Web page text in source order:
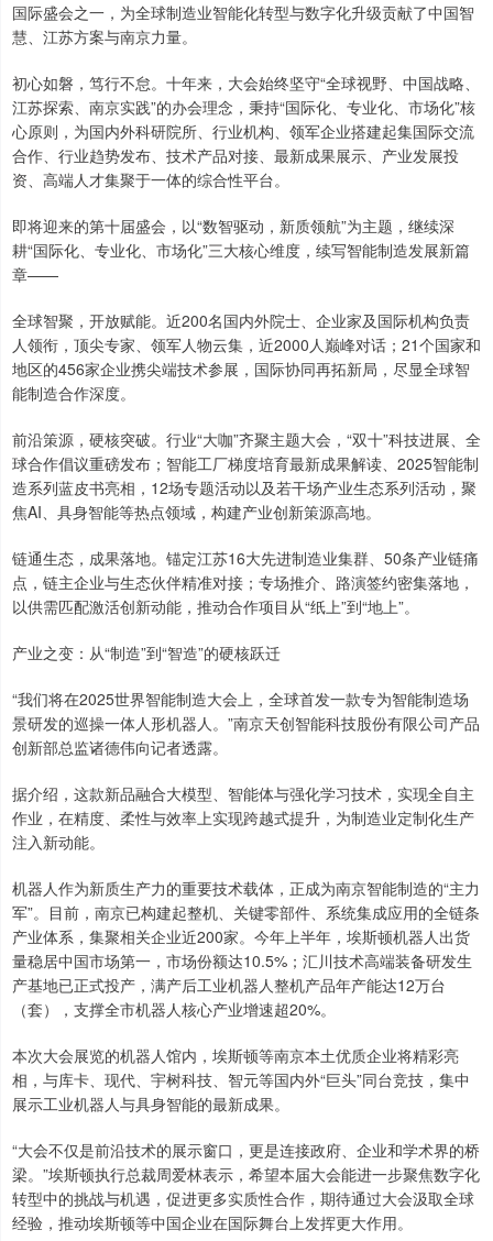
国际盛会之一，为全球制造业智能化转型与数字化升级贡献了中国智
慧、江苏方案与南京力量。
初心如磐，笃行不怠。十年来，大会始终坚守“全球视野、中国战略、
江苏探索、南京实践”的办会理念，秉持“国际化、专业化、市场化”核
心原则，为国内外科研院所、行业机构、领军企业搭建起集国际交流
合作、行业趋势发布、技术产品对接、最新成果展示、产业发展投
资、高端人才集聚于一体的综合性平台。
即将迎来的第十届盛会，以“数智驱动，新质领航”为主题，继续深
耕“国际化、专业化、市场化”三大核心维度，续写智能制造发展新篇
章——
全球智聚，开放赋能。近200名国内外院士、企业家及国际机构负责
人领衔，顶尖专家、领军人物云集，近2000人巅峰对话；21个国家和
地区的456家企业携尖端技术参展，国际协同再拓新局，尽显全球智
能制造合作深度。
前沿策源，硬核突破。行业“大咖”齐聚主题大会，“双十”科技进展、全
球合作倡议重磅发布；智能工厂梯度培育最新成果解读、2025智能制
造系列蓝皮书亮相，12场专题活动以及若干场产业生态系列活动，聚
焦AI、具身智能等热点领域，构建产业创新策源高地。
链通生态，成果落地。锚定江苏16大先进制造业集群、50条产业链痛
点，链主企业与生态伙伴精准对接；专场推介、路演签约密集落地，
以供需匹配激活创新动能，推动合作项目从“纸上”到“地上”。
产业之变：从“制造”到“智造”的硬核跃迁
“我们将在2025世界智能制造大会上，全球首发一款专为智能制造场
景研发的巡操一体人形机器人。”南京天创智能科技股份有限公司产品
创新部总监诸德伟向记者透露。
据介绍，这款新品融合大模型、智能体与强化学习技术，实现全自主
作业，在精度、柔性与效率上实现跨越式提升，为制造业定制化生产
注入新动能。
机器人作为新质生产力的重要技术载体，正成为南京智能制造的“主力
军”。目前，南京已构建起整机、关键零部件、系统集成应用的全链条
产业体系，集聚相关企业近200家。今年上半年，埃斯顿机器人出货
量稳居中国市场第一，市场份额达10.5%；汇川技术高端装备研发生
产基地已正式投产，满产后工业机器人整机产品年产能达12万台
（套），支撑全市机器人核心产业增速超20%。
本次大会展览的机器人馆内，埃斯顿等南京本土优质企业将精彩亮
相，与库卡、现代、宇树科技、智元等国内外“巨头”同台竞技，集中
展示工业机器人与具身智能的最新成果。
“大会不仅是前沿技术的展示窗口，更是连接政府、企业和学术界的桥
梁。”埃斯顿执行总裁周爱林表示，希望本届大会能进一步聚焦数字化
转型中的挑战与机遇，促进更多实质性合作，期待通过大会汲取全球
经验，推动埃斯顿等中国企业在国际舞台上发挥更大作用。